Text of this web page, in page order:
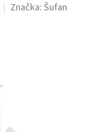
Značka:Šufan